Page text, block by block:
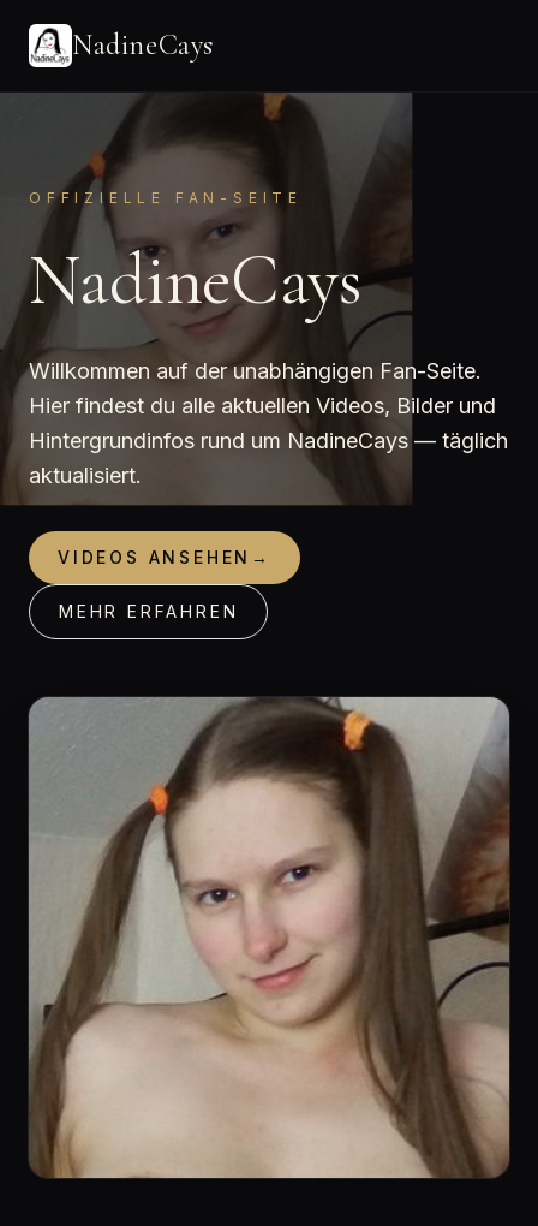
NadineCays
OFFIZIELLE FAN-SEITE
NadineCays
Willkommen auf der unabhängigen Fan-Seite.
Hier findest du alle aktuellen Videos, Bilder und
Hintergrundinfos rund um NadineCays — täglich
aktualisiert.
VIDEOS ANSEHEN →
MEHR ERFAHREN